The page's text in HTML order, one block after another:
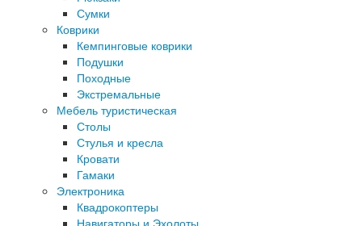
Сумки
Коврики
Кемпинговые коврики
Подушки
Походные
Экстремальные
Мебель туристическая
Столы
Стулья и кресла
Кровати
Гамаки
Электроника
Квадрокоптеры